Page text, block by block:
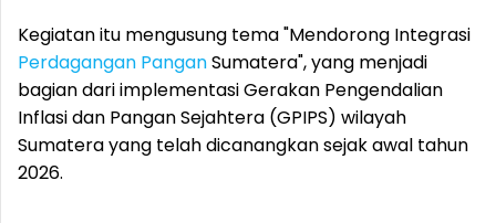
Kegiatan itu mengusung tema "Mendorong Integrasi
Perdagangan PanganSumatera", yang menjadi
bagian dari implementasi Gerakan Pengendalian
Inflasi dan Pangan Sejahtera (GPIPS) wilayah
Sumatera yang telah dicanangkan sejak awal tahun
2026.